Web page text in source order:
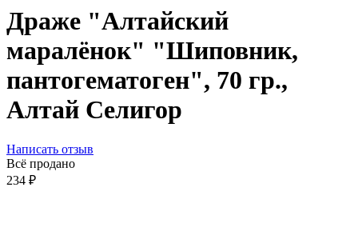
Драже "Алтайский
маралёнок" "Шиповник,
пантогематоген", 70 гр.,
Алтай Селигор
Написать отзыв
Всё продано
234 ₽